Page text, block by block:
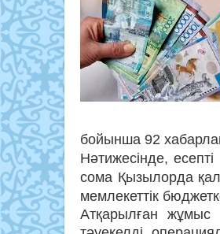
бойынша 92
Нәтижесінде,
сома Қызылорда
мемлекеттік
Атқарылған жұмыс